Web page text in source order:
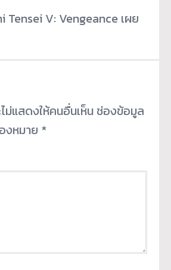
Tensei V: Vengeance เผย
แสดงให้คนอื่นเห็น ช่องข้อมูล
งหมาย *